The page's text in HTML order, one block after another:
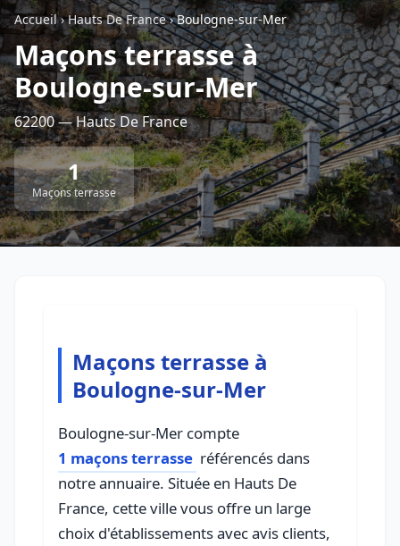
Retour à la liste des métiers
CGU- Confidentialité- Service proposé parViteUnDevis.com -Vous
Accueil›Hauts De France›Boulogne-sur-Mer
Maçons terrasse à
Boulogne-sur-Mer
62200 — Hauts De France
1
Maçons terrasse
Maçons terrasse à
Boulogne-sur-Mer
Boulogne-sur-Mer compte
1 maçons terrasse référencés dans
notre annuaire. Située en Hauts De
France, cette ville vous offre un large
choix d'établissements avec avis clients,